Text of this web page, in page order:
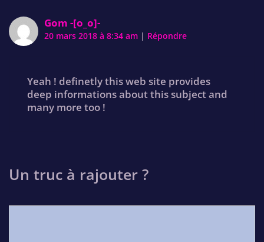
Gom -[o_o]-
20 mars 2018 à 8:34 am | Répondre
Yeah ! definetly this web site provides
deep informations about this subject and
many more too !
Un truc à rajouter ?